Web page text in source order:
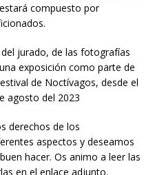
compuesto por
jurado, de las fotografías
exposición como parte de
de Noctívagos, desde el
agosto del 2023
derechos de los
aspectos y deseamos
hacer. Os animo a leer las
en el enlace adjunto.